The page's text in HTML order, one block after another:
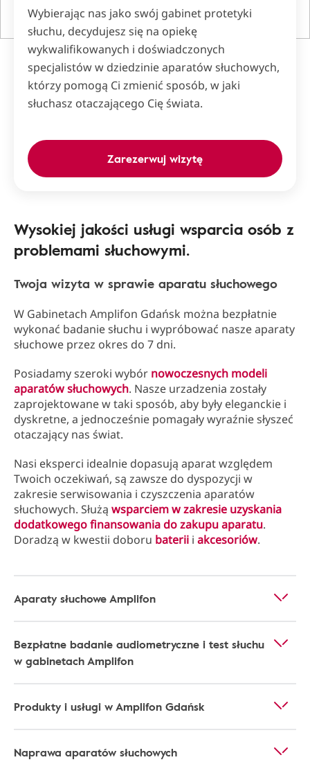
Wybierając nas jako swój gabinet protetyki
słuchu, decydujesz się na opiekę
wykwalifikowanych i doświadczonych
specjalistów w dziedzinie aparatów słuchowych,
którzy pomogą Ci zmienić sposób, w jaki
słuchasz otaczającego Cię świata.
Zarezerwuj wizytę
Wysokiej jakości usługi wsparcia osób z
problemami słuchowymi.
Twoja wizyta w sprawie aparatu słuchowego
W Gabinetach Amplifon Gdańsk można bezpłatnie
wykonać badanie słuchu i wypróbować nasze aparaty
słuchowe przez okres do 7 dni.
Posiadamy szeroki wybór nowoczesnych modeli
aparatów słuchowych. Nasze urzadzenia zostały
zaprojektowane w taki sposób, aby były eleganckie i
dyskretne, a jednocześnie pomagały wyraźnie słyszeć
otaczający nas świat.
Nasi eksperci idealnie dopasują aparat względem
Twoich oczekiwań, są zawsze do dyspozycji w
zakresie serwisowania i czyszczenia aparatów
słuchowych. Służą wsparciem w zakresie uzyskania
dodatkowego finansowania do zakupu aparatu.
Doradzą w kwestii doboru baterii i akcesoriów.
Aparaty słuchowe Amplifon
Bezpłatne badanie audiometryczne i test słuchu
w gabinetach Amplifon
Produkty i usługi w Amplifon Gdańsk
Naprawa aparatów słuchowych